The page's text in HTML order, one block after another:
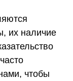
их наличие
чтобы